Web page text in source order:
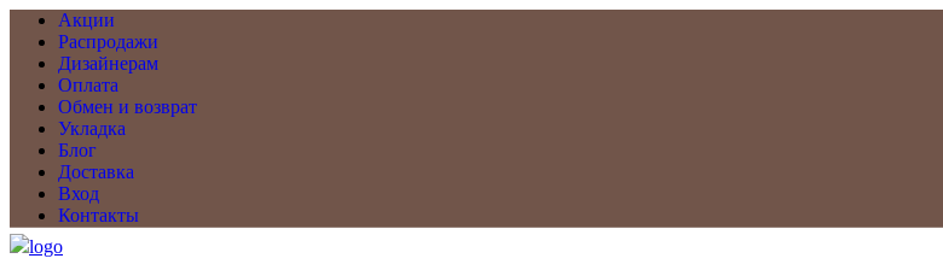
Акции
Распродажи
Дизайнерам
Оплата
Обмен и возврат
Укладка
Блог
Доставка
Вход
Контакты